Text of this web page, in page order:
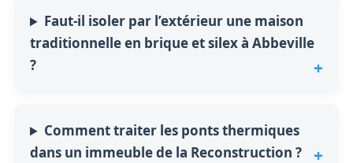
Faut-il isoler par l’extérieur une maison
traditionnelle en brique et silex à Abbeville
?
Comment traiter les ponts thermiques
dans un immeuble de la Reconstruction ?